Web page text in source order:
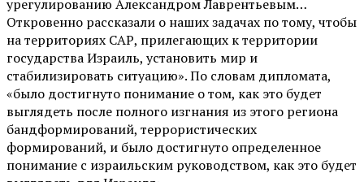
урегулированию Александром Лаврентьевым…
Откровенно рассказали о наших задачах по тому, чтобы
на территориях САР, прилегающих к территории
государства Израиль, установить мир и
стабилизировать ситуацию». По словам дипломата,
«было достигнуто понимание о том, как это будет
выглядеть после полного изгнания из этого региона
бандформирований, террористических
формирований, и было достигнуто определенное
понимание с израильским руководством, как это будет